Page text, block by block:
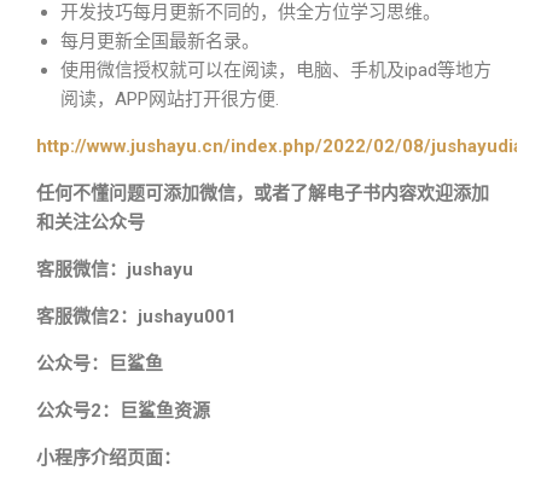
开发技巧每月更新不同的，供全方位学习思维。
每月更新全国最新名录。
使用微信授权就可以在阅读，电脑、手机及ipad等地方
阅读，APP网站打开很方便.
http://www.jushayu.cn/index.php/2022/02/08/
任何不懂问题可添加微信，或者了解电子书内容欢迎添加
和关注公众号
客服微信：jushayu
客服微信2：jushayu001
公众号：巨鲨鱼
公众号2：巨鲨鱼资源
小程序介绍页面：